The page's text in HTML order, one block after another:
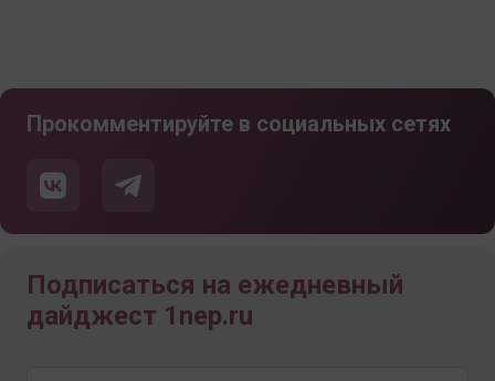
Прокомментируйте в социальных сетях
Подписаться на ежедневный
дайджест 1nep.ru